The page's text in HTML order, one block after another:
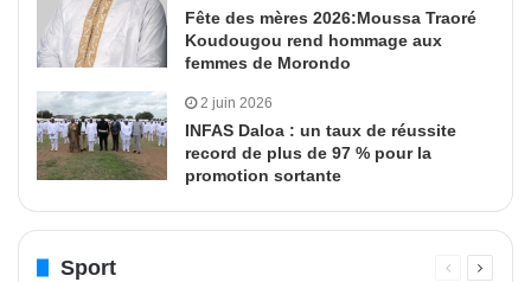
Fête des mères 2026:Moussa Traoré
Koudougou rend hommage aux
femmes de Morondo
2 juin 2026
INFAS Daloa : un taux de réussite
record de plus de 97 % pour la
promotion sortante
Sport
PagePage